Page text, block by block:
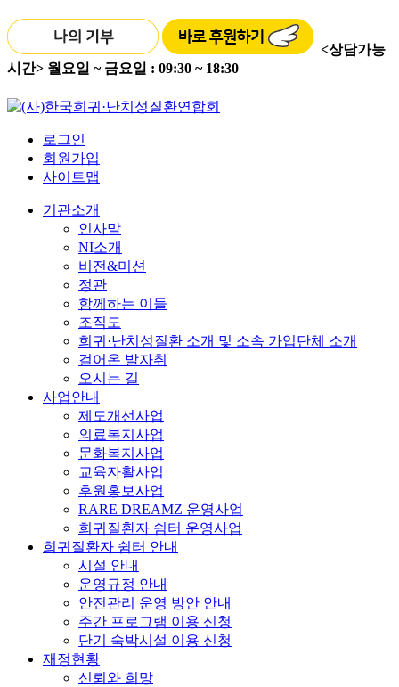
<상담가능
시간> 월요일 ~ 금요일 : 09:30 ~ 18:30
로그인
회원가입
사이트맵
기관소개
인사말
NI소개
비전&미션
정관
함께하는 이들
조직도
희귀·난치성질환 소개 및 소속 가입단체 소개
걸어온 발자취
오시는 길
사업안내
제도개선사업
의료복지사업
문화복지사업
교육자활사업
후원홍보사업
RARE DREAMZ 운영사업
희귀질환자 쉼터 운영사업
희귀질환자 쉼터 안내
시설 안내
운영규정 안내
안전관리 운영 방안 안내
주간 프로그램 이용 신청
단기 숙박시설 이용 신청
재정현황
신뢰와 희망